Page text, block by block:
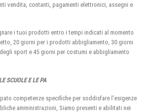
vendita, contanti, pagamenti elettronici, assegni e
i tuoi prodotti entro i tempi indicati al momento
20 giorni per i prodotti abbigliamento, 30 giorni
sport e 45 giorni per costumi e abbigliamento
SCUOLE E LE PA
competenze specifiche per soddisfare l’esigenze
amministrazioni, Siamo presenti e abilitati nei